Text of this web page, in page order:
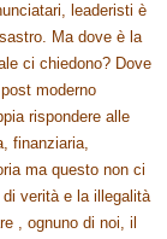
leaderisti è
Ma dove è la
ci chiedono? Dove
moderno
rispondere alle
finanziaria,
ma questo non ci
di verità e la illegalità
, ognuno di noi, il